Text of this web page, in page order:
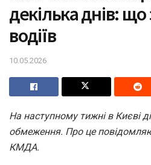
декілька днів:
водіїв
10.05.2026
На наступному тижні в Києві
обмеження. Про це
КМДА.